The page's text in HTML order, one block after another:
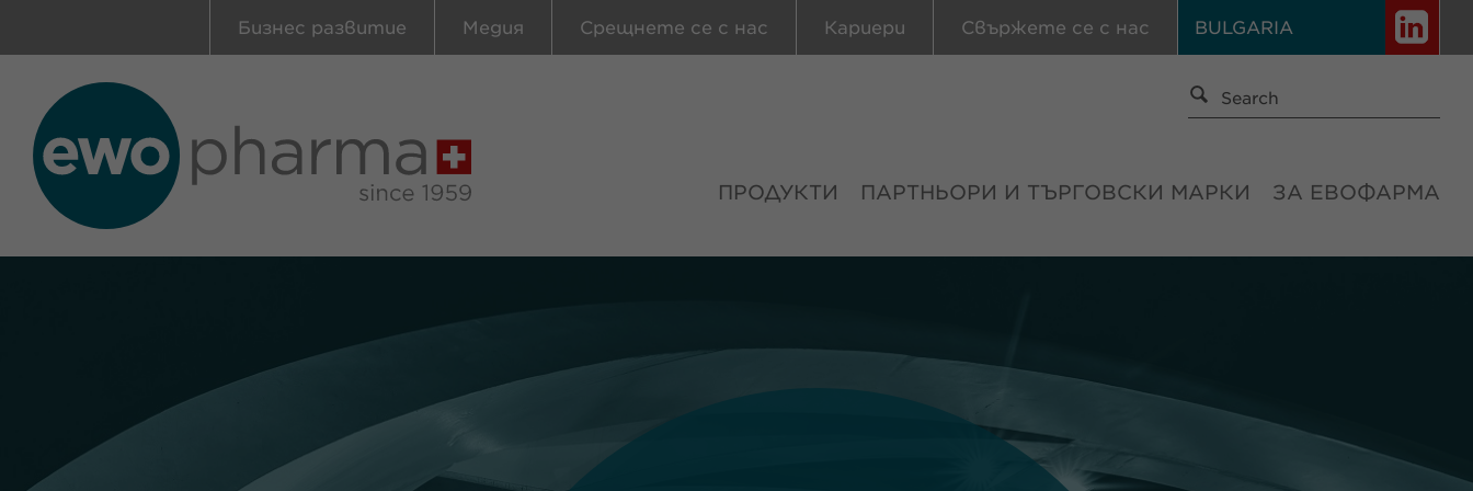
BULGARIA
Бизнес развитие Медия Срещнете се с нас Кариери Свържете се с нас
ПРОДУКТИ ПАРТНЬОРИ И ТЪРГОВСКИ МАРКИ ЗА ЕВОФАРМА